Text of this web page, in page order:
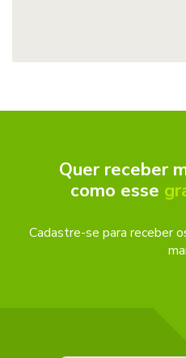
Quer receber
como esse
Cadastre-se para receber